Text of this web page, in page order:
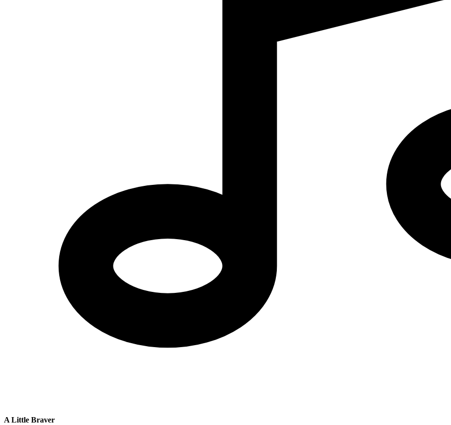
A Little Braver